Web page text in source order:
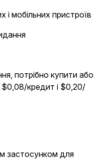
і мобільних пристроїв
потрібно купити або
кредит і $0,20/
застосунком для